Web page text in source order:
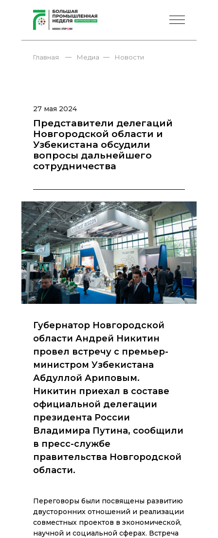
Главная Новости
— Медиа —
Представители делегаций
Новгородской области и
Узбекистана обсудили
вопросы дальнейшего
сотрудничества
27 мая 2024
Губернатор Новгородской
области Андрей Никитин
провел встречу с премьер-
министром Узбекистана
Абдуллой Ариповым.
Никитин приехал в составе
официальной делегации
президента России
Владимира Путина, сообщили
в пресс-службе
правительства Новгородской
области.
Переговоры были посвящены развитию
двусторонних отношений и реализации
совместных проектов в экономической,
научной и социальной сферах. Встреча